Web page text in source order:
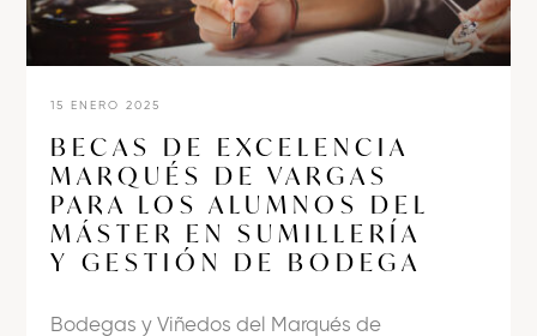
15 ENERO 2025
BECAS DE EXCELENCIA
MARQUÉS DE VARGAS
PARA LOS ALUMNOS DEL
MÁSTER EN SUMILLERÍA
Y GESTIÓN DE BODEGA
Bodegas y Viñedos del Marqués de